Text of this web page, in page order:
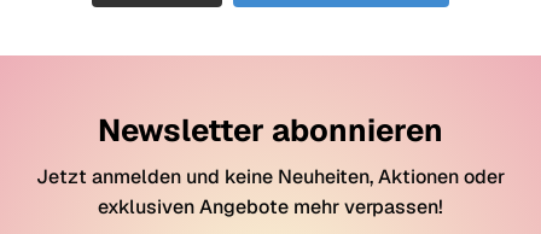
Newsletter abonnieren
Jetzt anmelden und keine Neuheiten, Aktionen oder
exklusiven Angebote mehr verpassen!